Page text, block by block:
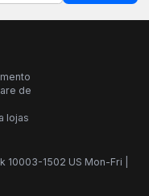
de
lojas
10003-1502 US Mon-Fri |